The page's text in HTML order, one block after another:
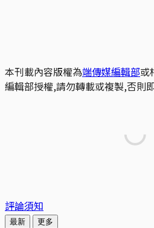
本刊載內容版權為端傳媒編輯部或
編輯部授權,請勿轉載或複製,否則
評論須知
最新 更多